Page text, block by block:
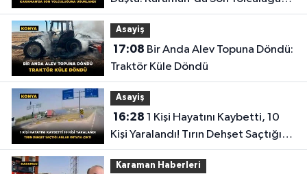
Uğurlandı
Asayiş
17:08
Traktör Küle Döndü
Asayiş
16:28
Kişi Yaralandı! Tırın Dehşet Saçtığı
Anlar Ortaya Çıktı
Karaman Haberleri